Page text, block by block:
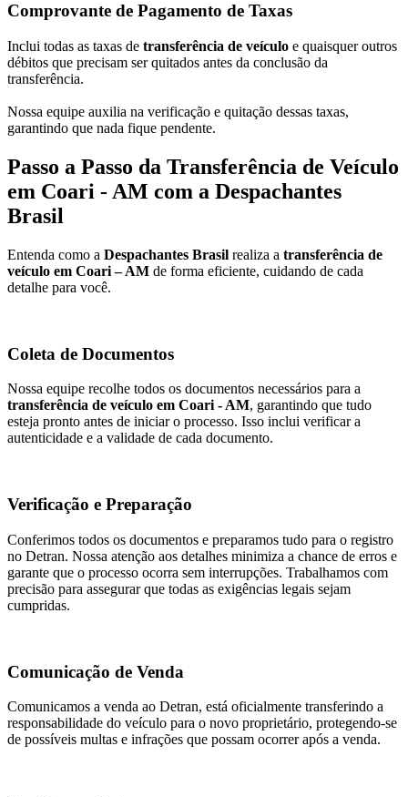
Comprovante de Pagamento de Taxas
Inclui todas as taxas de transferência de veículo e quaisquer outros
débitos que precisam ser quitados antes da conclusão da
transferência.
Nossa equipe auxilia na verificação e quitação dessas taxas,
garantindo que nada fique pendente.
Passo a Passo da Transferência de Veículo
em Coari - AM com a Despachantes
Brasil
Entenda como a Despachantes Brasil realiza a transferência de
veículo em Coari – AM de forma eficiente, cuidando de cada
detalhe para você.
Coleta de Documentos
Nossa equipe recolhe todos os documentos necessários para a
transferência de veículo em Coari - AM, garantindo que tudo
esteja pronto antes de iniciar o processo. Isso inclui verificar a
autenticidade e a validade de cada documento.
Verificação e Preparação
Conferimos todos os documentos e preparamos tudo para o registro
no Detran. Nossa atenção aos detalhes minimiza a chance de erros e
garante que o processo ocorra sem interrupções. Trabalhamos com
precisão para assegurar que todas as exigências legais sejam
cumpridas.
Comunicação de Venda
Comunicamos a venda ao Detran, está oficialmente transferindo a
responsabilidade do veículo para o novo proprietário, protegendo-se
de possíveis multas e infrações que possam ocorrer após a venda.